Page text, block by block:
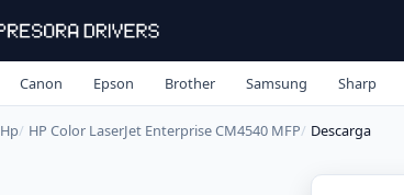
Canon Epson Brother Samsung Sharp
Hp HP Color LaserJet Enterprise CM4540 MFP Descarga